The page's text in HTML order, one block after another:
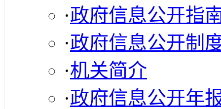
·政府信息公开指
·政府信息公开制
·机关简介
·政府信息公开年